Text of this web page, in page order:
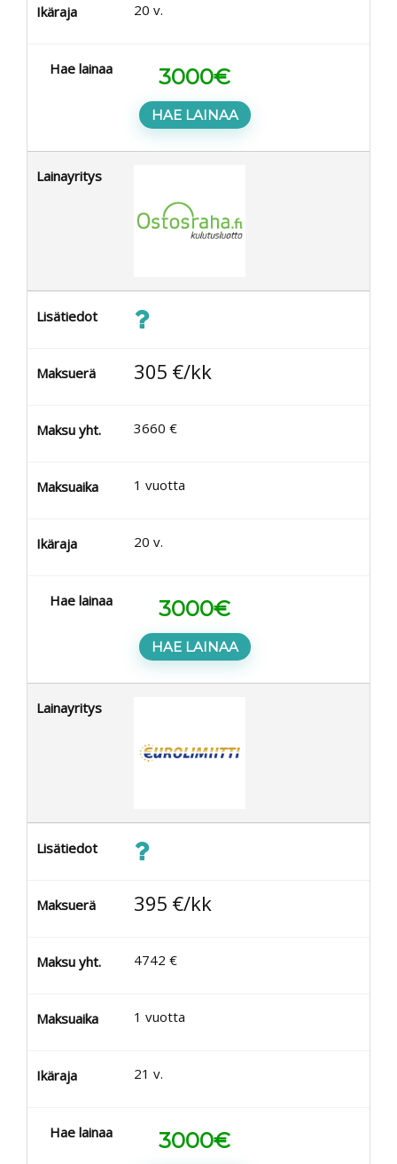
Ikäraja 20 v.
Hae lainaa 3000€
HAE LAINAA
Lainayritys
Lisätiedot
Maksuerä 305 €/kk
Maksu yht. 3660 €
Maksuaika 1 vuotta
Ikäraja 20 v.
Hae lainaa 3000€
HAE LAINAA
Lainayritys
Lisätiedot
Maksuerä 395 €/kk
Maksu yht. 4742 €
Maksuaika 1 vuotta
Ikäraja 21 v.
Hae lainaa 3000€